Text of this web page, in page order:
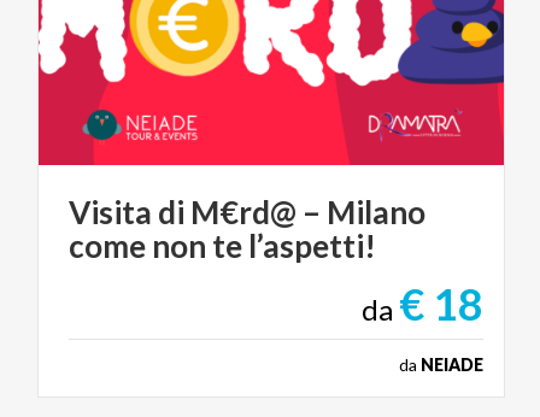
Visita di M€rd@ – Milano
come non te l’aspetti!
da € 18
da NEIADE